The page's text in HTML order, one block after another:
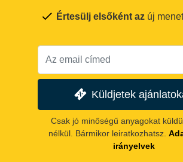
Értesülj elsőként az új
Küldjetek
Csak jó minőségű anyagokat
nélkül. Bármikor leiratkozhatsz.
irányelvek